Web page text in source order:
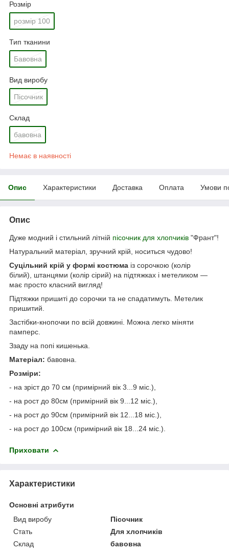
Розмір
розмір 100
Тип тканини
Бавовна
Вид виробу
Пісочник
Склад
бавовна
Немає в наявності
Опис Характеристики Доставка Оплата Умови
Опис
Дуже модний і стильний літній пісочник для хлопчиків "Франт"!
Натуральний матеріал, зручний крій, носиться чудово!
Суцільний крій у формі костюма із сорочкою (колір
білий), штанцями (колір сірий) на підтяжках і метеликом —
має просто класний вигляд!
Підтяжки пришиті до сорочки та не спадатимуть. Метелик
пришитий.
Застібки-кнопочки по всій довжині. Можна легко міняти
памперс.
Ззаду на попі кишенька.
Матеріал: бавовна.
Розміри:
- на зріст до 70 см (примірний вік 3...9 міс.),
- на рост до 80см (примірний вік 9...12 міс.),
- на рост до 90см (примірний вік 12...18 міс.),
- на рост до 100см (примірний вік 18...24 міс.).
Приховати
Характеристики
Основні атрибути
Вид виробу
Пісочник
Стать
Для хлопчиків
Склад
бавовна